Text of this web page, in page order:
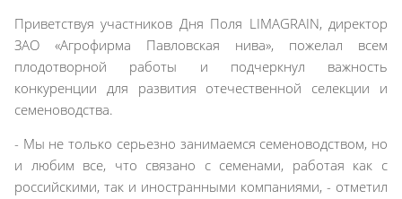
Приветствуя участников Дня Поля LIMAGRAIN, директор
ЗАО «Агрофирма Павловская нива», пожелал всем
плодотворной работы и подчеркнул важность
конкуренции для развития отечественной селекции и
семеноводства.
- Мы не только серьезно занимаемся семеноводством, но
и любим все, что связано с семенами, работая как с
российскими, так и иностранными компаниями, - отметил